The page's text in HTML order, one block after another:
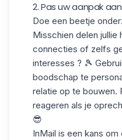
2. Pas uw aanpak aan
Doe een beetje
Misschien delen
connecties of zelfs
interesses ? 🎾
boodschap te
relatie op te bouwen.
reageren als je
😎
InMail is een kans